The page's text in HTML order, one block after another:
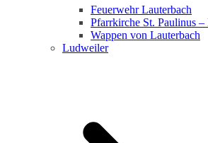
Feuerwehr Lauterbach
Pfarrkirche St. Paulinus
Wappen von Lauterbach
Ludweiler